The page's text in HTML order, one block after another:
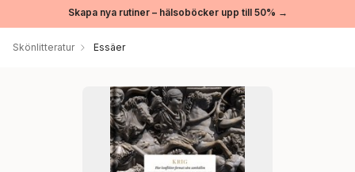
Skapa nya rutiner – hälsoböcker upp till 50% →
Skönlitteratur Essäer